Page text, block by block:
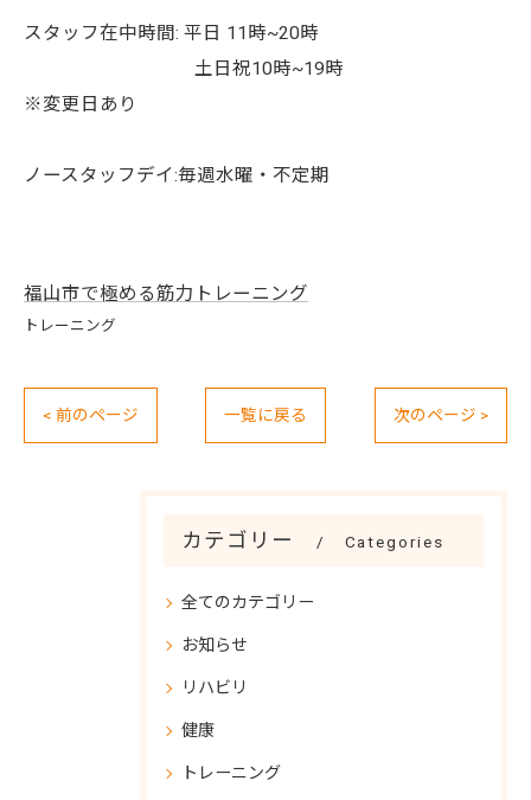
スタッフ在中時間: 平日 11時~20時
土日祝10時~19時
※変更日あり
ノースタッフデイ:毎週水曜・不定期
福山市で極める筋力トレーニング
トレーニング
< 前のページ 一覧に戻る 次のページ >
カテゴリー Categories
全てのカテゴリー
お知らせ
リハビリ
健康
トレーニング